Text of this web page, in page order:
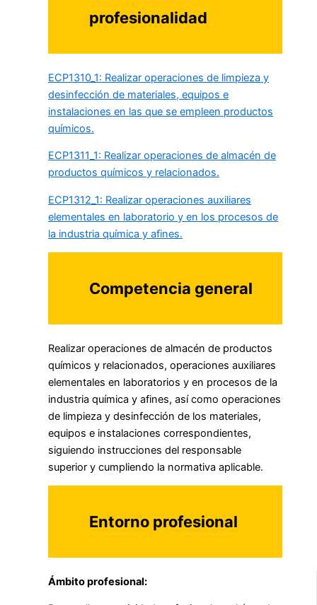
profesionalidad
ECP1310_1: Realizar operaciones de limpieza y
desinfección de materiales, equipos e
instalaciones en las que se empleen productos
químicos.
ECP1311_1: Realizar operaciones de almacén de
productos químicos y relacionados.
ECP1312_1: Realizar operaciones auxiliares
elementales en laboratorio y en los procesos de
la industria química y afines.
Competencia general
Realizar operaciones de almacén de productos
químicos y relacionados, operaciones auxiliares
elementales en laboratorios y en procesos de la
industria química y afines, así como operaciones
de limpieza y desinfección de los materiales,
equipos e instalaciones correspondientes,
siguiendo instrucciones del responsable
superior y cumpliendo la normativa aplicable.
Entorno profesional
Ámbito profesional: